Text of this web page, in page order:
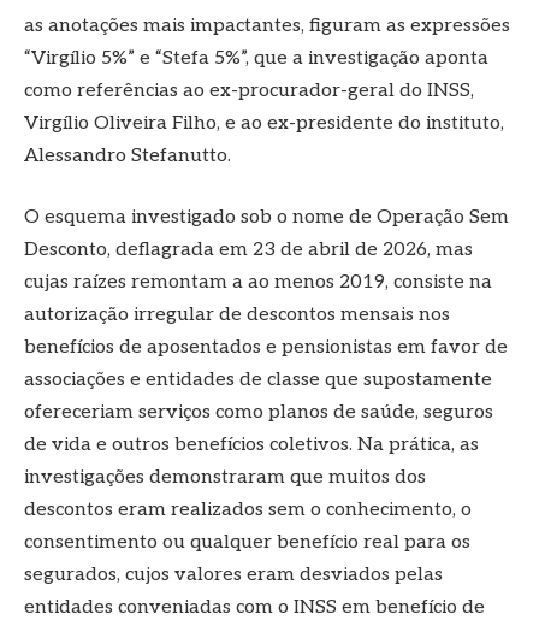
as anotações mais impactantes, figuram as expressões
“Virgílio 5%” e “Stefa 5%”, que a investigação aponta
como referências ao ex-procurador-geral do INSS,
Virgílio Oliveira Filho, e ao ex-presidente do instituto,
Alessandro Stefanutto.
O esquema investigado sob o nome de Operação Sem
Desconto, deflagrada em 23 de abril de 2026, mas
cujas raízes remontam a ao menos 2019, consiste na
autorização irregular de descontos mensais nos
benefícios de aposentados e pensionistas em favor de
associações e entidades de classe que supostamente
ofereceriam serviços como planos de saúde, seguros
de vida e outros benefícios coletivos. Na prática, as
investigações demonstraram que muitos dos
descontos eram realizados sem o conhecimento, o
consentimento ou qualquer benefício real para os
segurados, cujos valores eram desviados pelas
entidades conveniadas com o INSS em benefício de